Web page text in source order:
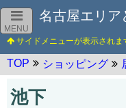
MENU
名古屋エリア
TOP ショッピング
池下